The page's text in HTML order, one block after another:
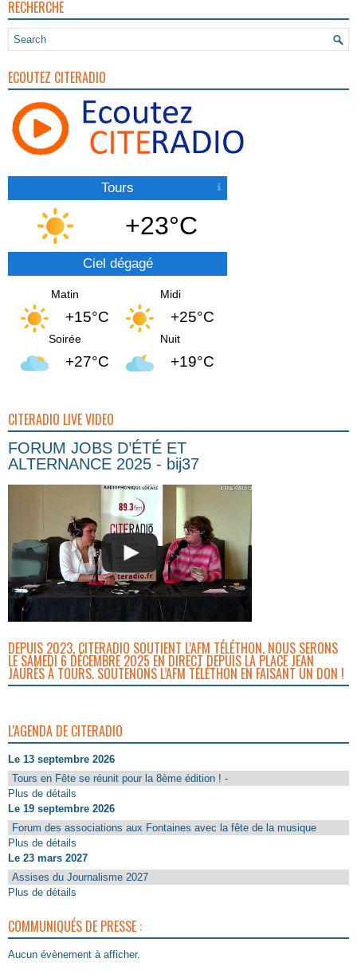
RECHERCHE
ECOUTEZ CITERADIO
Tours
+23°C
Ciel dégagé
Matin
+15°C
Midi
+25°C
Soirée
+27°C
Nuit
+19°C
CITERADIO LIVE VIDEO
FORUM JOBS D’ÉTÉ ET
ALTERNANCE 2025 - bij37
DEPUIS 2023, CITERADIO SOUTIENT L’AFM TÉLÉTHON. NOUS SERONS
LE SAMEDI 6 DÉCEMBRE 2025 EN DIRECT DEPUIS LA PLACE JEAN
JAURÈS À TOURS. SOUTENONS L’AFM TÉLÉTHON EN FAISANT UN DON !
L'AGENDA DE CITERADIO
Le 13 septembre 2026
Tours en Fête se réunit pour la 8ème édition ! -
Plus de détails
Le 19 septembre 2026
Forum des associations aux Fontaines avec la fête de la musique
Plus de détails
Le 23 mars 2027
Assises du Journalisme 2027
Plus de détails
COMMUNIQUÉS DE PRESSE :
Aucun évènement à afficher.